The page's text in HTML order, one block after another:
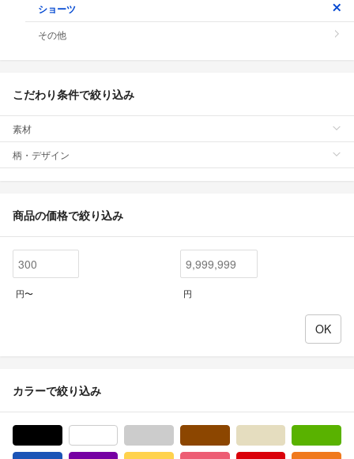
ショーツ
その他
こだわり条件で絞り込み
素材
柄・デザイン
商品の価格で絞り込み
円〜 円
カラーで絞り込み